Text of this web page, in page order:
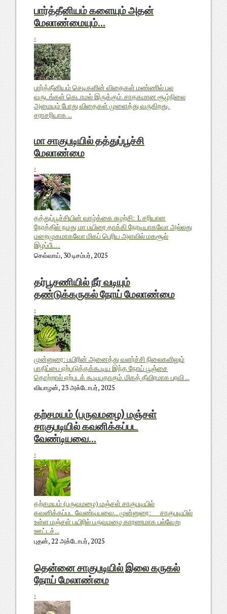
பார்த்தீனியம் களையும் அதன்
மேலாண்மையும்...
›
பார்த்தீனியம் செடிகளின் விதைகள் மண்ணில் பல
வருடங்கள் கெடாமல் இருக்கும். சாதகமான சூழ்நிலை
அமையும் போது விதைகள் முளைத்து வருகிறது.
சராசரியாக ...
மா சாகுபடியில் தத்துப்பூச்சி
மேலாண்மை
›
தத்துப்பூச்சியின் வாழ்க்கை சுழற்சி: 1. சரியான
நேரத்தில் நமது மா பயிரை தாக்கி நேரடியாகவோ அல்லது
மறைமுகமாகவோ மிகப் பெரிய அளவில் மகசூல்
இழப்பீட...
செவ்வாய், 30 டிசம்பர், 2025
தர்பூசணியில் நீர் வடியும்
தண்டுக்கருகல் நோய் மேலாண்மை
›
முன்னுரை: பயிரின் அனைத்து வளர்ச்சி நிலைகளிலும்
பாதிப்பை ஏற்படுத்தக்கூடிய இந்த நோய் பூஞ்சை
தொற்றால் ஏற்படக் கூடியதாகும். மிகத் தீவிரமாக பரவி ...
வியாழன், 23 அக்டோபர், 2025
தற்சமயம் (பருவமழை) மஞ்சள்
சாகுபடியில் கவனிக்கப்பட
வேண்டியவை...
›
தற்சமயம் (பருவமழை) மஞ்சள் சாகுபடியில்
கவனிக்கப்பட வேண்டியவை... முன்னுரை: சாகுபடியில்
உள்ள மஞ்சள் பயிரில் பருவமழை காரணமாக பல்வேறு
ஊட்டச்...
புதன், 22 அக்டோபர், 2025
தென்னை சாகுபடியில் இலை கருகல்
நோய் மேலாண்மை
›